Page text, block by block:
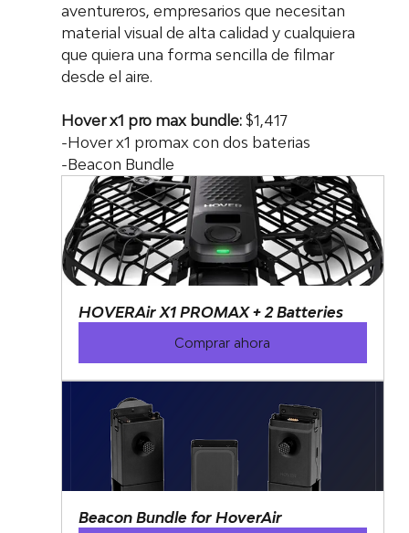
aventureros, empresarios que necesitan
material visual de alta calidad y cualquiera
que quiera una forma sencilla de filmar
desde el aire.
Hover x1 pro max bundle: $1,417
-Hover x1 promax con dos baterias
-Beacon Bundle
HOVERAir X1 PROMAX + 2 Batteries
Comprar ahora
Beacon Bundle for HoverAir